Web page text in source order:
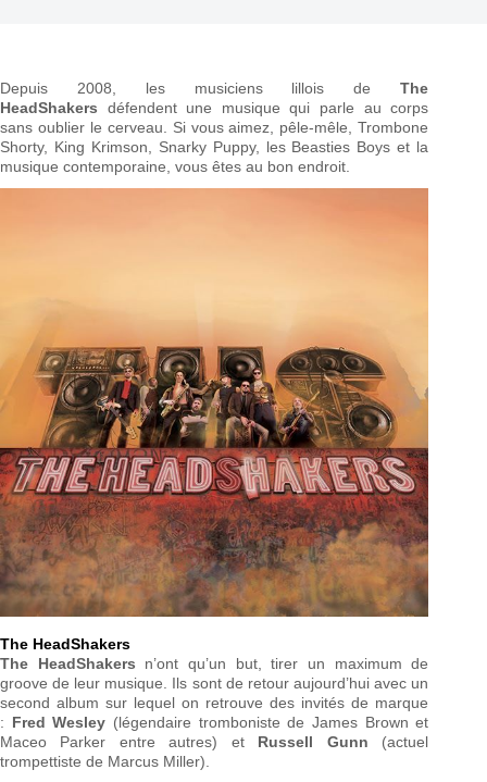
Depuis 2008, les musiciens lillois deThe
HeadShakers défendent une musique qui parle au corps
sans oublier le cerveau. Si vous aimez, pêle-mêle, Trombone
Shorty, King Krimson, Snarky Puppy, les Beasties Boys et la
musique contemporaine, vous êtes au bon endroit.
The HeadShakers
The HeadShakers n’ont qu’un but, tirer un maximum de
groove de leur musique. Ils sont de retour aujourd’hui avec un
second album sur lequel on retrouve des invités de marque
: Fred Wesley (légendaire tromboniste de James Brown et
Maceo Parker entre autres) et Russell Gunn (actuel
trompettiste de Marcus Miller).